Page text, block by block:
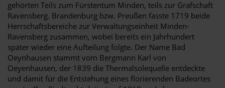
gehörten Teils zum Fürstentum Minden, teils zur Grafschaft
Ravensberg. Brandenburg bzw. Preußen fasste 1719 beide
Herrschaftsbereiche zur Verwaltungseinheit Minden-
Ravensberg zusammen, wobei bereits ein Jahrhundert
später wieder eine Aufteilung folgte. Der Name Bad
Oeynhausen stammt vom Bergmann Karl von
Oeyenhausen, der 1839 die Thermalsolequelle entdeckte
und damit für die Entstehung eines florierenden Badeortes